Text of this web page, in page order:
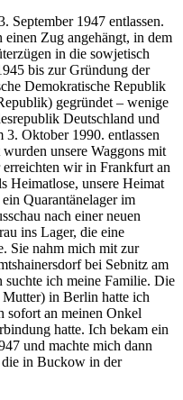
September 1947 entlassen.
Zug angehängt, in dem
in die sowjetisch
bis zur Gründung der
Demokratische Republik
gegründet – wenige
Deutschland und
3. Oktober 1990. entlassen
unsere Waggons mit
wir in Frankfurt an
Heimatlose, unsere Heimat
Quarantänelager im
nach einer neuen
ins Lager, die eine
Sie nahm mich mit zur
bei Sebnitz am
suchte ich meine Familie. Die
in Berlin hatte ich
sofort an meinen Onkel
hatte. Ich bekam ein
und machte mich dann
die in Buckow in der